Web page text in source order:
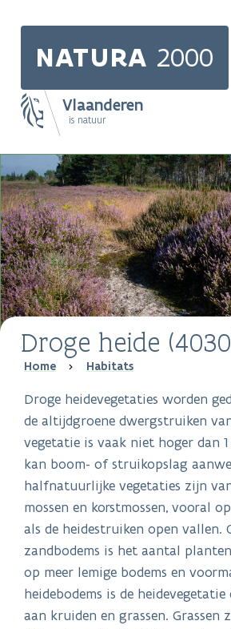
NATURA 2000
Vlaanderen
is natuur
Main
navigation
Droge heide
Breadcrumb
Home Habitats
Droge heidevegetaties worden
de altijdgroene dwergstruiken
vegetatie is vaak niet hoger dan
kan boom- of struikopslag
halfnatuurlijke vegetaties zijn
mossen en korstmossen, vooral
als de heidestruiken open vallen.
zandbodems is het aantal
op meer lemige bodems en
heidebodems is de
aan kruiden en grassen. Grassen